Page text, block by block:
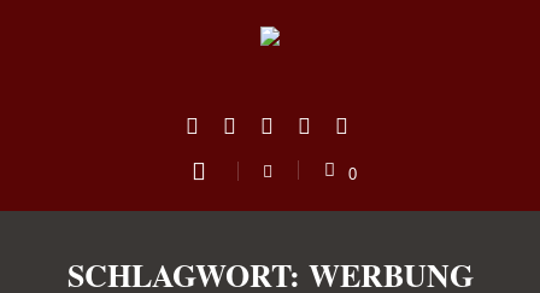
0
SCHLAGWORT: WERBUNG